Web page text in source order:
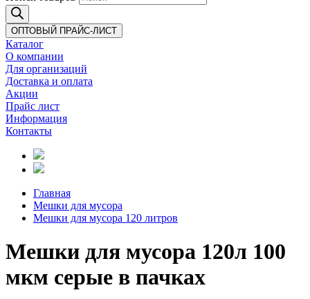
ОПТОВЫЙ ПРАЙС-ЛИСТ
Каталог
О компании
Для организаций
Доставка и оплата
Акции
Прайс лист
Информация
Контакты
Главная
Мешки для мусора
Мешки для мусора 120 литров
Мешки для мусора 120л 100
мкм серые в пачках